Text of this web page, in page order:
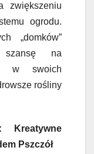
zwiększeniu
ogrodu.
„domków”
szansę na
w swoich
rośliny
Kreatywne
Pszczół